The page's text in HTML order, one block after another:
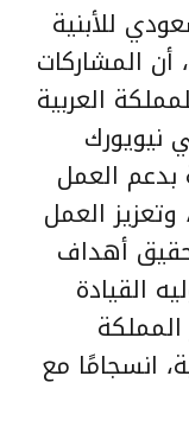
للأبنية
المشاركات
العربية
نيويورك
بدعم العمل
العمل
أهداف
القيادة
انسجامًا مع